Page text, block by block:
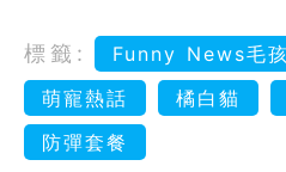
標籤: Funny News毛
萌寵熱話
橘白貓
防彈套餐